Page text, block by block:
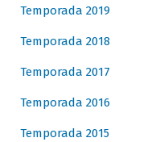
Temporada 2019
Temporada 2018
Temporada 2017
Temporada 2016
Temporada 2015